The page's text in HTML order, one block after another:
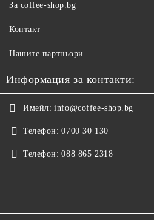
За coffee-shop.bg
Контакт
Нашите партньори
Информация за контакти:
Имейл: info@coffee-shop.bg
Телефон: 0700 30 130
Телефон: 088 865 2318